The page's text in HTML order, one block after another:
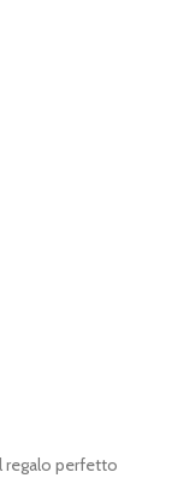
regalo perfetto